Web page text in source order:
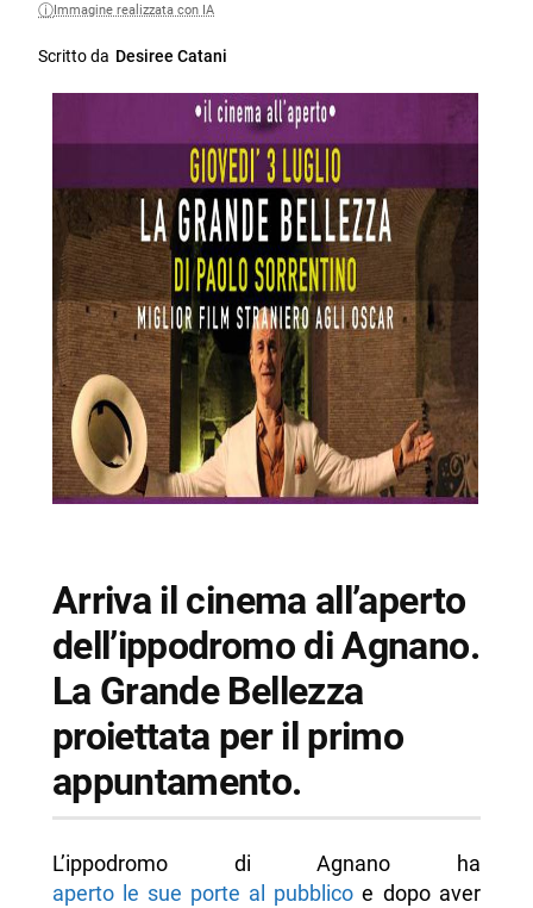
Immagine realizzata con IA
Scritto da Desiree Catani
Arriva il cinema all’aperto
dell’ippodromo di Agnano.
La Grande Bellezza
proiettata per il primo
appuntamento.
L’ippodromo di Agnano ha
aperto le sue porte al pubblicoe dopo aver